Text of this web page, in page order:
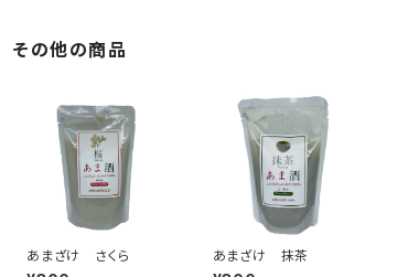
その他の商品
あまざけ さくら あまざけ 抹茶